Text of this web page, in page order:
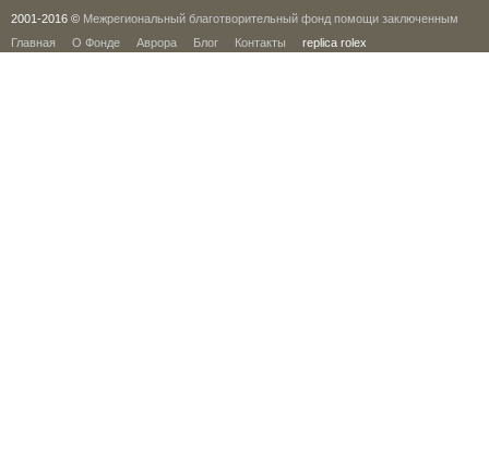
2001-2016 © Межрегиональный благотворительный фонд помощи заключенным
Главная
О Фонде Аврора Блог Контакты replica rolex